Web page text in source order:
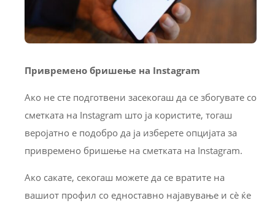
Привремено бришење на Instagram
Ако не сте подготвени засекогаш да се збогувате со
сметката на Instagram што ја користите, тогаш
веројатно е подобро да ја изберете опцијата за
привремено бришење на сметката на Instagram.
Ако сакате, секогаш можете да се вратите на
вашиот профил со едноставно најавување и сè ќе